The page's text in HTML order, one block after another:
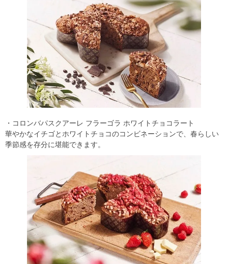
・コロンバパスクアーレ フラーゴラ ホワイトチョコラート
華やかなイチゴとホワイトチョコのコンビネーションで、春らしい
季節感を存分に堪能できます。